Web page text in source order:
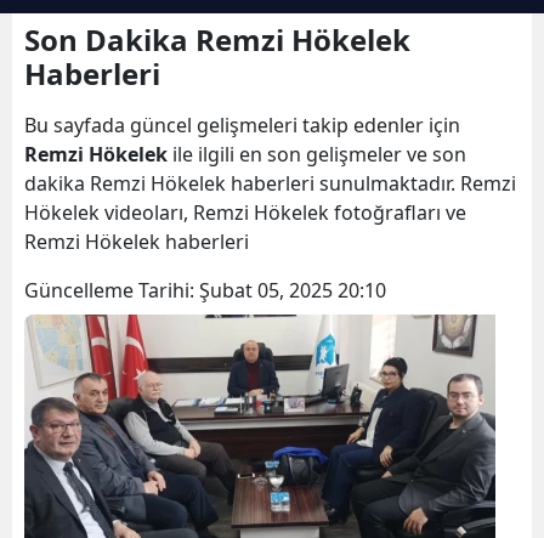
Son Dakika Remzi Hökelek
Haberleri
Bu sayfada güncel gelişmeleri takip edenler için
Remzi Hökelek ile ilgili en son gelişmeler ve son
dakika Remzi Hökelek haberleri sunulmaktadır. Remzi
Hökelek videoları, Remzi Hökelek fotoğrafları ve
Remzi Hökelek haberleri
Güncelleme Tarihi: Şubat 05, 2025 20:10